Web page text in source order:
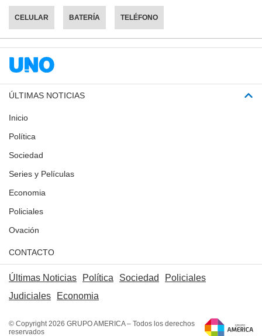
CELULAR BATERÍA TELÉFONO
ÚLTIMAS NOTICIAS
Inicio
Política
Sociedad
Series y Películas
Economia
Policiales
Ovación
CONTACTO
Últimas Noticias Política Sociedad
Policiales
Judiciales
Economia
© Copyright 2026 GRUPO AMERICA – Todos los derechos
reservados